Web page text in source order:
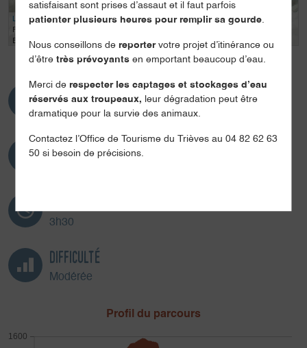
Leaflet| Tiles © Esri — Esri, DeLorme, NAVTEQ, TomTom, Intermap, iPC, USGS,
FAO, NPS, NRCAN, GeoBase, Kadaster NL, Ordnance Survey, Esri Japan, METI,
Esri China (Hong Kong), and the GIS User Community
Distance
8.1km
Dénivelé
3h30
Difficulté
Modérée
Profil du parcours
1600
satisfaisant sont prises d’assaut et il faut parfois
patienter plusieurs heures pour remplir sa gourde.
Nous conseillons de reportervotre projet d’itinérance ou
d’êtretrès prévoyants en emportant beaucoup d’eau.
Merci de respecter les captages et stockages d’eau
réservés aux troupeaux, leur dégradation peut être
dramatique pour la survie des animaux.
Contactez l’Office de Tourisme du Trièves au 04 82 62 63
50 si besoin de précisions.